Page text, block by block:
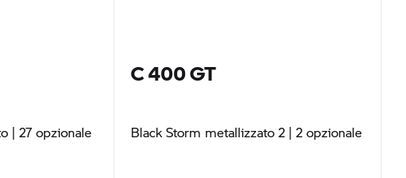
| 27 opzionale
C 400 GT
Black Storm metallizzato 2 | 2 opzionale